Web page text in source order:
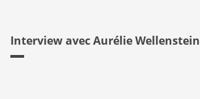
Interview avec Aurélie Wellenstein